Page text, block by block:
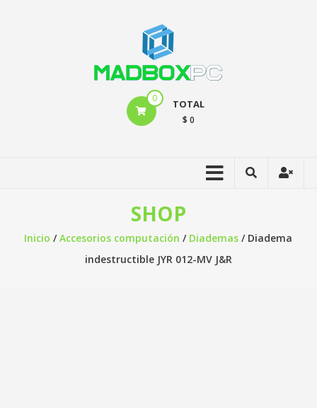
0 TOTAL
$ 0
SHOP
Inicio /Accesorios computación / Diademas / Diadema
indestructible JYR 012-MV J&R